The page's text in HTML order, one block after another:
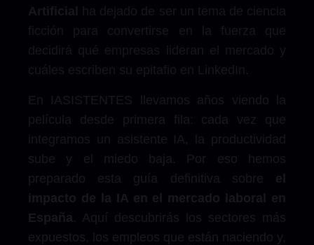
preparado esta guía definitiva sobre el
impacto de la IA en el mercado laboral en
España. Aquí descubrirás los sectores más
expuestos, los empleos que están naciendo y,